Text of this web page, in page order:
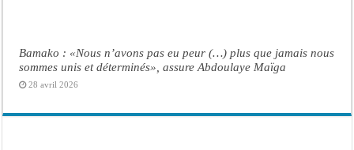
Bamako : «Nous n’avons pas eu peur (…) plus que jamais nous
sommes unis et déterminés», assure Abdoulaye Maïga
28 avril 2026